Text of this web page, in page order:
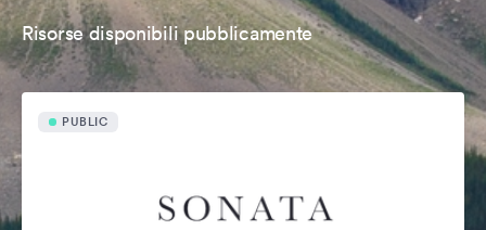
Risorse disponibili pubblicamente
PUBLIC